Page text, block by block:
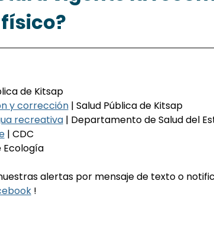
de Kitsap
y corrección | Salud Pública de Kitsap
recreativa | Departamento de Salud del
| CDC
alertas por mensaje de texto o
!